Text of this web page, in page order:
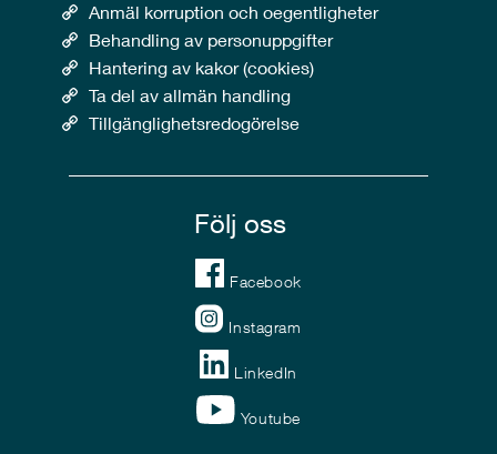
Anmäl korruption och oegentligheter
Behandling av personuppgifter
Hantering av kakor (cookies)
Ta del av allmän handling
Tillgänglighetsredogörelse
Följ oss
Facebook
Instagram
LinkedIn
Youtube